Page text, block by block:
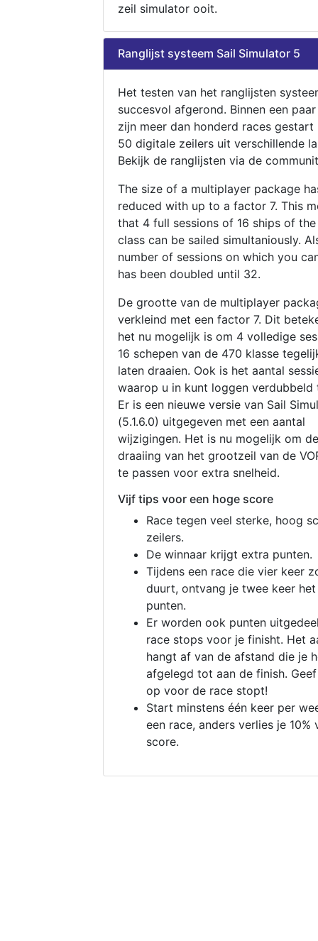
zeil simulator ooit.
Ranglijst systeem Sail Simulator 5
Het testen van het ranglijsten
succesvol afgerond. Binnen een
zijn meer dan honderd races gestart
50 digitale zeilers uit verschillende
Bekijk de ranglijsten via de
The size of a multiplayer package
reduced with up to a factor 7. This
that 4 full sessions of 16 ships of
class can be sailed simultaniously.
number of sessions on which you
has been doubled until 32.
De grootte van de multiplayer
verkleind met een factor 7. Dit
het nu mogelijk is om 4 volledige
16 schepen van de 470 klasse
laten draaien. Ook is het aantal
waarop u in kunt loggen verdubbeld
Er is een nieuwe versie van Sail
(5.1.6.0) uitgegeven met een aantal
wijzigingen. Het is nu mogelijk om de
draaiing van het grootzeil van de
te passen voor extra snelheid.
Vijf tips voor een hoge score
Race tegen veel sterke, hoog
zeilers.
De winnaar krijgt extra punten.
Tijdens een race die vier keer
duurt, ontvang je twee keer
punten.
Er worden ook punten
race stops voor je finisht. Het
hangt af van de afstand die je
afgelegd tot aan de finish.
op voor de race stopt!
Start minstens één keer per
een race, anders verlies je 10%
score.